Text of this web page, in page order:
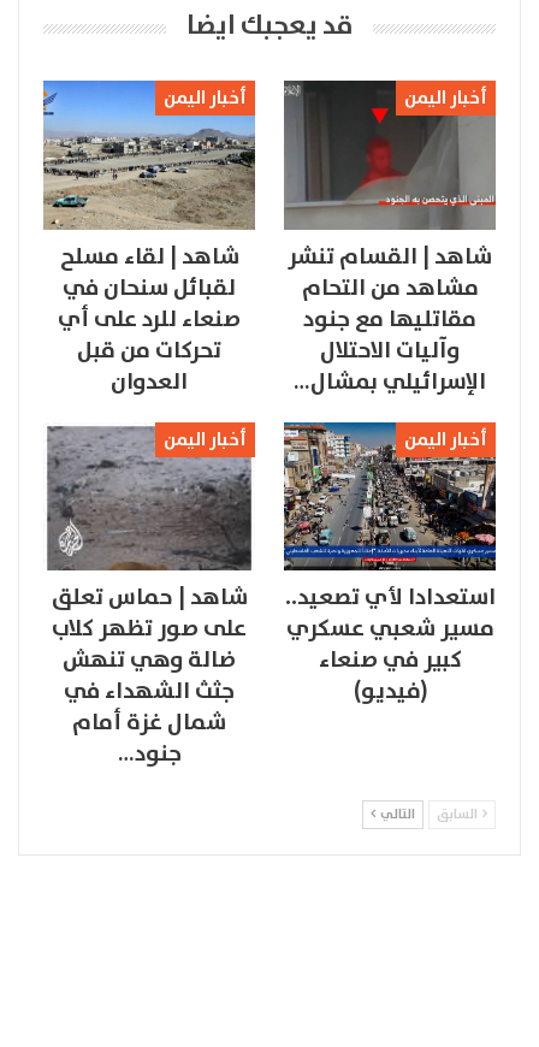
قد يعجبك ايضا
أخبار اليمن
شاهد | القسام تنشر
مشاهد من التحام
مقاتليها مع جنود
وآليات الاحتلال
الإسرائيلي بمشال…
أخبار اليمن
شاهد | لقاء مسلح
لقبائل سنحان في
صنعاء للرد على أي
تحركات من قبل
العدوان
أخبار اليمن
استعدادا لأي تصعيد..
مسير شعبي عسكري
كبير في صنعاء
(فيديو)
أخبار اليمن
شاهد | حماس تعلق
على صور تظهر كلاب
ضالة وهي تنهش
جثث الشهداء في
شمال غزة أمام
جنود…
السابق التالي